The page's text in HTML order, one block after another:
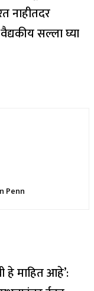
नाहीतदर
सल्ला घ्या
Penn